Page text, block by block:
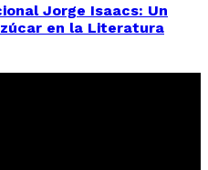
Jorge Isaacs: Un
en la Literatura